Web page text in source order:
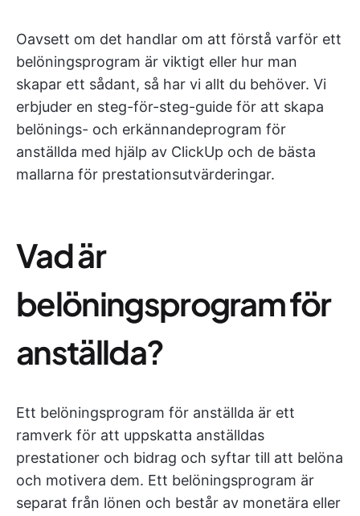
Oavsett om det handlar om att förstå varför ett
belöningsprogram är viktigt eller hur man
skapar ett sådant, så har vi allt du behöver. Vi
erbjuder en steg-för-steg-guide för att skapa
belönings- och erkännandeprogram för
anställda med hjälp av ClickUp och de bästa
mallarna för prestationsutvärderingar.
Vad är
belöningsprogram för
anställda?
Ett belöningsprogram för anställda är ett
ramverk för att uppskatta anställdas
prestationer och bidrag och syftar till att belöna
och motivera dem. Ett belöningsprogram är
separat från lönen och består av monetära eller